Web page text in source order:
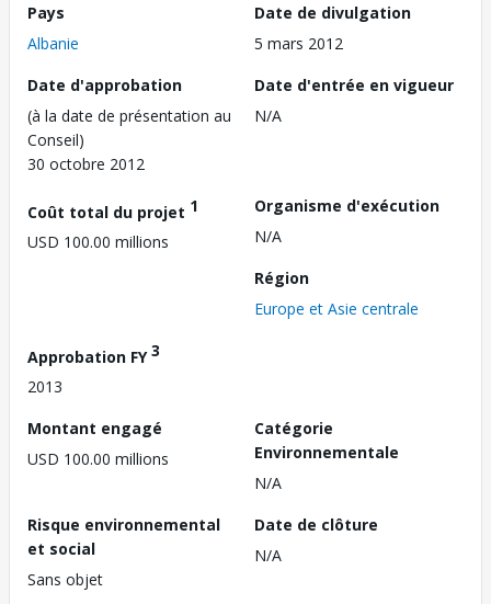
Pays
Albanie
Date de divulgation
5 mars 2012
Date d'approbation
(à la date de présentation au
Conseil)
30 octobre 2012
Date d'entrée en vigueur
N/A
Coût total du projet 1
USD 100.00 millions
Organisme d'exécution
N/A
Région
Europe et Asie centrale
Approbation FY3
2013
Montant engagé
USD 100.00 millions
Catégorie
Environnementale
N/A
Risque environnemental
et social
Sans objet
Date de clôture
N/A